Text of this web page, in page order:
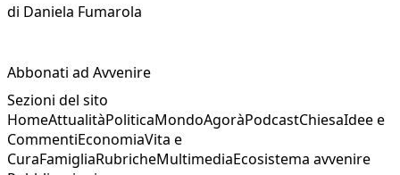
di Daniela Fumarola
Abbonati ad Avvenire
Sezioni del sito
HomeAttualitàPoliticaMondoAgoràPodcastChiesaIdee e
CommentiEconomiaVita e
CuraFamigliaRubricheMultimediaEcosistema avvenire